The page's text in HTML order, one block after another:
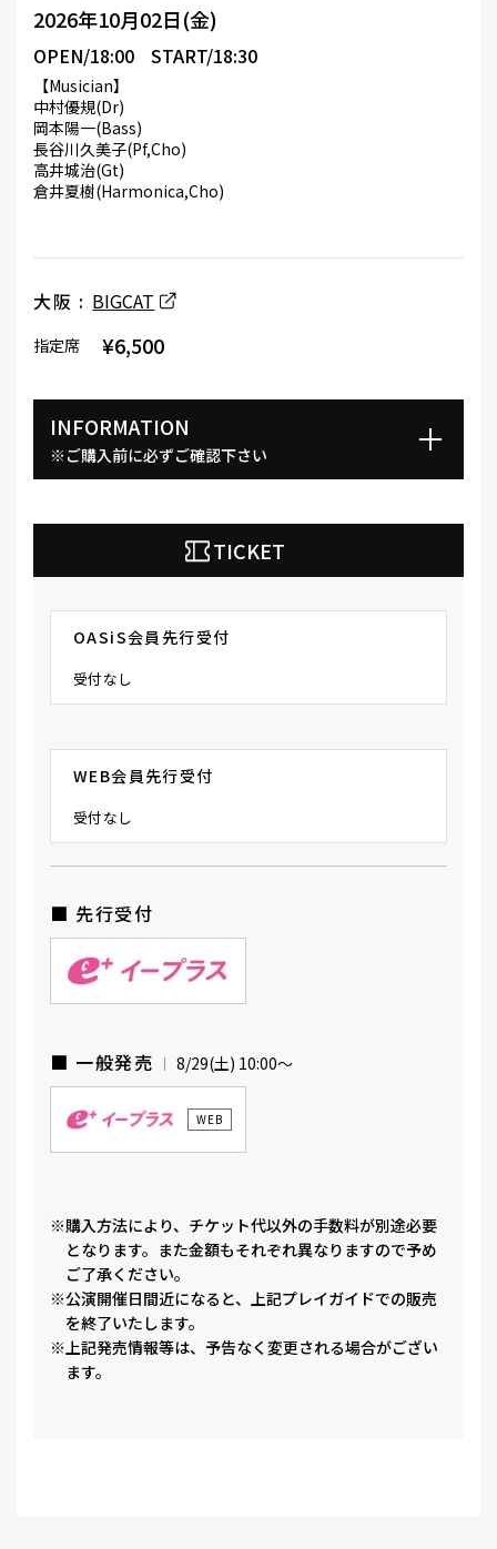
2026年10月02日(金)
OPEN/18:00 START/18:30
【Musician】
中村優規(Dr)
岡本陽一(Bass)
長谷川久美子(Pf,Cho)
高井城治(Gt)
倉井夏樹(Harmonica,Cho)
大阪 : BIGCAT
指定席 ¥6,500
INFORMATION
※ご購入前に必ずご確認下さい
TICKET
OASiS会員先行受付
受付なし
WEB会員先行受付
受付なし
■ 先行受付
■ 一般発売 8/29(土) 10:00〜
WEB
※購入方法により、チケット代以外の手数料が別途必要
となります。また金額もそれぞれ異なりますので予め
ご了承ください。
※公演開催日間近になると、上記プレイガイドでの販売
を終了いたします。
※上記発売情報等は、予告なく変更される場合がござい
ます。